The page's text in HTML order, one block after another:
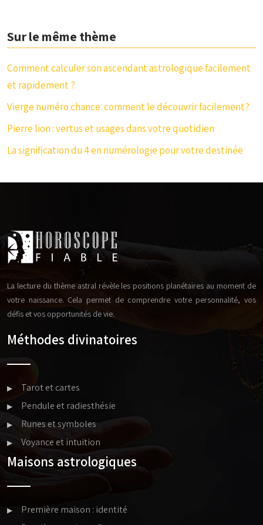
Sur le même thème
Comment calculer son ascendant astrologique facilement
et rapidement ?
Vierge numéro chance: comment le découvrir facilement?
Pierre lion : vertus et usages dans votre quotidien
La signification du 4 en numérologie pour votre destinée
La lecture du thème astral révèle les positions planétaires au moment de
votre naissance. Cela permet de comprendre votre personnalité, vos
défis et vos opportunités de vie.
Méthodes divinatoires
Tarot et cartes
Pendule et radiesthésie
Runes et symboles
Voyance et intuition
Maisons astrologiques
Première maison : identité